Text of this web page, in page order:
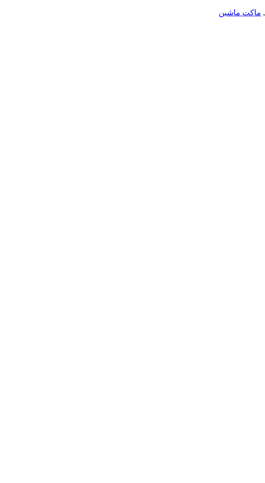
, ماکت ماشین